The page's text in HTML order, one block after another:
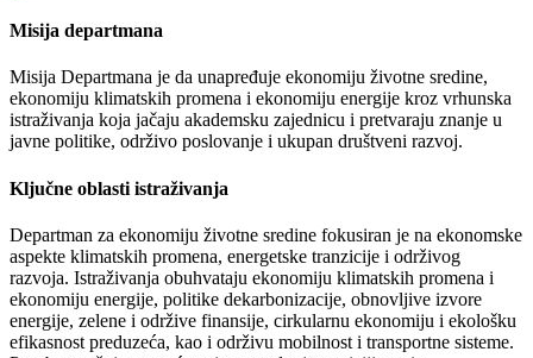
Misija departmana
Misija Departmana je da unapređuje ekonomiju životne sredine,
ekonomiju klimatskih promena i ekonomiju energije kroz vrhunska
istraživanja koja jačaju akademsku zajednicu i pretvaraju znanje u
javne politike, održivo poslovanje i ukupan društveni razvoj.
Ključne oblasti istraživanja
Departman za ekonomiju životne sredine fokusiran je na ekonomske
aspekte klimatskih promena, energetske tranzicije i održivog
razvoja. Istraživanja obuhvataju ekonomiju klimatskih promena i
ekonomiju energije, politike dekarbonizacije, obnovljive izvore
energije, zelene i održive finansije, cirkularnu ekonomiju i ekološku
efikasnost preduzeća, kao i održivu mobilnost i transportne sisteme.